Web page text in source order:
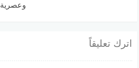
وعصرية 2020
اترك تعليقاً